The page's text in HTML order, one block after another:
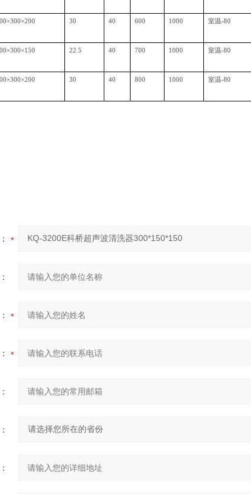
×300×200 30 40 600 1000 室温-80
×300×150 22.5 40 700 1000 室温-80
×300×200 30 40 800 1000 室温-80